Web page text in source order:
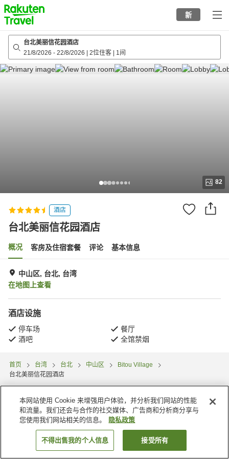
to
top
page
新
台北美丽信花园酒店
21/8/2026 - 22/8/2026 2位住客 1间
82
酒店
台北美丽信花园酒店
概况 客房及住宿套餐 评论 基本信息
中山区, 台北, 台湾
在地图上查看
酒店设施
停车场
餐厅
酒吧
全馆禁烟
首页 台湾 台北 中山区
Bitou Village
台北美丽信花园酒店
搜索客房
本网站使用 Cookie 来增强用户体验，并分析我们网站的性能
和流量。我们还会与合作的社交媒体、广告商和分析商分享与
您使用我们网站相关的信息。
隐私政策
不得出售我的个人信息 接受所有